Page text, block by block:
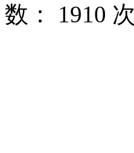
数： 1910 次